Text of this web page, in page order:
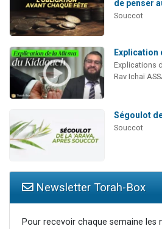
de penser
Souccot
Explication
Explications
Rav Ichaï
Ségoulot
Souccot
Newsletter Torah-Box
Pour recevoir chaque semaine les